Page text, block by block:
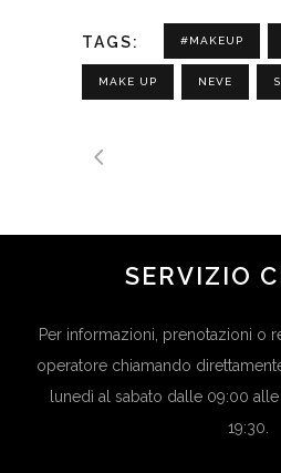
TAGS: #MAKEUP
MAKE UP NEVE
SERVIZIO
Per informazioni, prenotazioni o
operatore chiamando
lunedì al sabato dalle 09:00
19:30.